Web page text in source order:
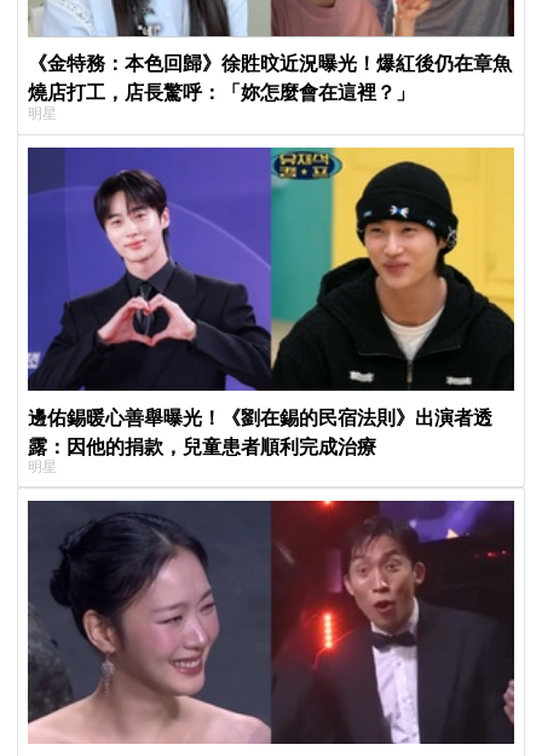
《金特務：本色回歸》徐貹旼近況曝光！爆紅後仍在章魚
燒店打工，店長驚呼：「妳怎麼會在這裡？」
明星
邊佑錫暖心善舉曝光！《劉在錫的民宿法則》出演者透
露：因他的捐款，兒童患者順利完成治療
明星